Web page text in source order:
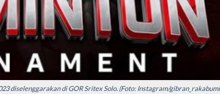
diselenggarakan di GOR Sritex Solo. (Foto: Instagram/